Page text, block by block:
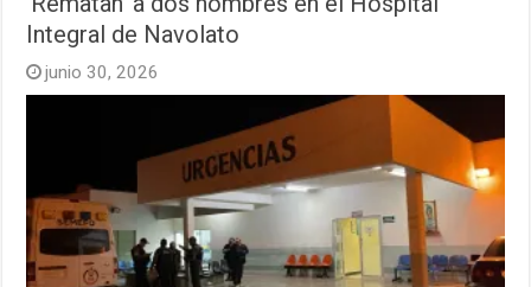
Integral de Navolato
junio 30, 2026